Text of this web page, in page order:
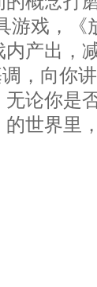
游戏，《
产出，
，向你
论你是
世界里